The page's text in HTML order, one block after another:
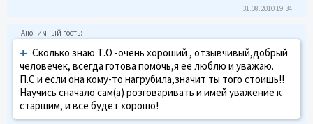
31.08.2010 19:34
+ Сколько знаю Т.О -очень хороший , отзывчивый,добрый
человечек, всегда готова помочь,я ее люблю и уважаю.
П.С.и если она кому-то нагрубила,значит ты того стоишь!!
Научись сначало сам(а) розговаривать и имей уважение к
старшим, и все будет хорошо!